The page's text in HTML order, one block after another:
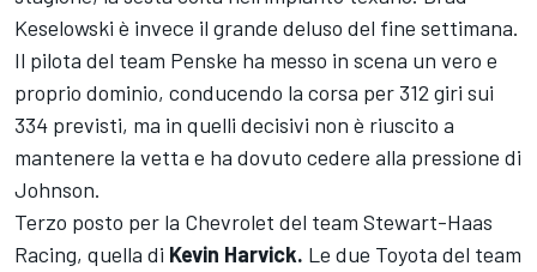
Keselowski è invece il grande deluso del fine settimana.
Il pilota del team Penske ha messo in scena un vero e
proprio dominio, conducendo la corsa per 312 giri sui
334 previsti, ma in quelli decisivi non è riuscito a
mantenere la vetta e ha dovuto cedere alla pressione di
Johnson.
Terzo posto per la Chevrolet del team Stewart-Haas
Racing, quella di Kevin Harvick. Le due Toyota del team